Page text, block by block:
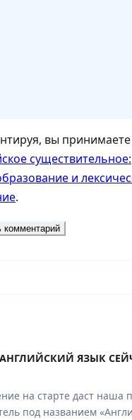
вы принимаете
существительное:
и
.
комментарий
ЯЗЫК
на старте даст наша
под названием